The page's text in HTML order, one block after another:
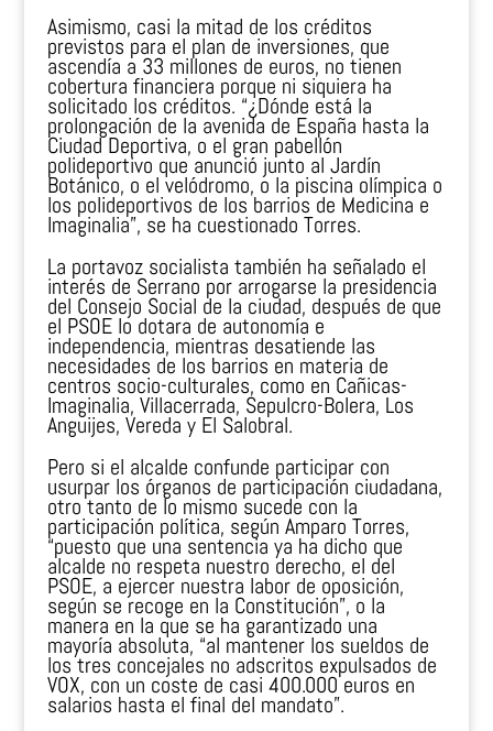
Asimismo, casi la mitad de los créditos
previstos para el plan de inversiones, que
ascendía a 33 millones de euros, no tienen
cobertura financiera porque ni siquiera ha
solicitado los créditos. “¿Dónde está la
prolongación de la avenida de España hasta la
Ciudad Deportiva, o el gran pabellón
polideportivo que anunció junto al Jardín
Botánico, o el velódromo, o la piscina olímpica o
los polideportivos de los barrios de Medicina e
Imaginalia”, se ha cuestionado Torres.
La portavoz socialista también ha señalado el
interés de Serrano por arrogarse la presidencia
del Consejo Social de la ciudad, después de que
el PSOE lo dotara de autonomía e
independencia, mientras desatiende las
necesidades de los barrios en materia de
centros socio-culturales, como en Cañicas-
Imaginalia, Villacerrada, Sepulcro-Bolera, Los
Anguijes, Vereda y El Salobral.
Pero si el alcalde confunde participar con
usurpar los órganos de participación ciudadana,
otro tanto de lo mismo sucede con la
participación política, según Amparo Torres,
“puesto que una sentencia ya ha dicho que
alcalde no respeta nuestro derecho, el del
PSOE, a ejercer nuestra labor de oposición,
según se recoge en la Constitución”, o la
manera en la que se ha garantizado una
mayoría absoluta, “al mantener los sueldos de
los tres concejales no adscritos expulsados de
VOX, con un coste de casi 400.000 euros en
salarios hasta el final del mandato”.